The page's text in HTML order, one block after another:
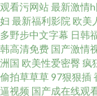
月七月丁香缴情 国
黄a 欧美日韩在线视
亚洲国产激情在线观
观看污网站最新激情
妇 最新福利影院 欧美
多野步中文字幕 日韩
韩高清免费 国产激情
洲国 欧美性爱密臀 疯
偷拍草草草97狠狠插
逼视频 国产成在线观